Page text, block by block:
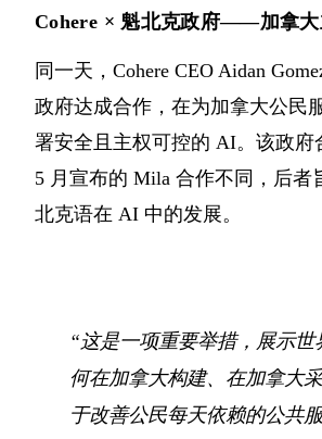
Cohere × 魁北克政府——加拿
同一天，Cohere CEO Aidan
政府达成合作，在为加拿大公民
署安全且主权可控的 AI。该政府
5 月宣布的 Mila 合作不同，后者
北克语在 AI 中的发展。
“这是一项重要举措，展示世
何在加拿大构建、在加拿大
于改善公民每天依赖的公共